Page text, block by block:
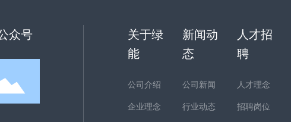
众号
关于绿
能
公司介绍
企业理念
新闻动
态
公司新闻
行业动态
人才招
聘
人才理念
招聘岗位